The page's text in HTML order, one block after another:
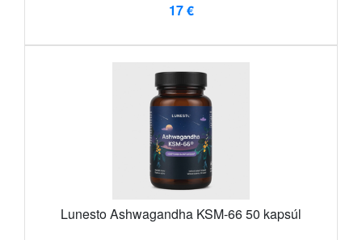
17 €
Lunesto Ashwagandha KSM-66 50 kapsúl